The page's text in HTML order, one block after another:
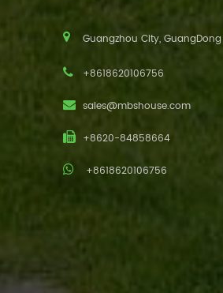
Guangzhou City,
+8618620106756
sales@mbshouse.com
+8620-84858664
+8618620106756